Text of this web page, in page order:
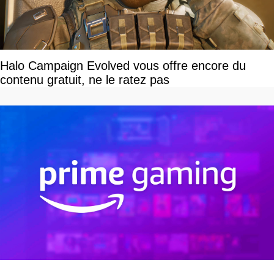
Halo Campaign Evolved vous offre encore du
contenu gratuit, ne le ratez pas